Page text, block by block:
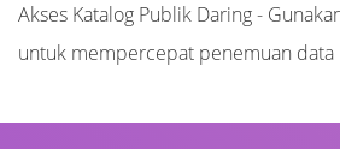
Akses Katalog Publik Daring -
untuk mempercepat penemuan data